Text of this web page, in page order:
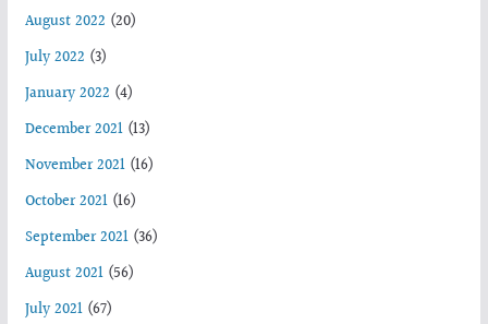
August 2022 (20)
July 2022 (3)
January 2022 (4)
December 2021(13)
November 2021(16)
October 2021(16)
September 2021(36)
August 2021(56)
July 2021(67)